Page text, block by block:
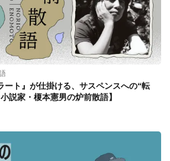
ート』が仕掛ける、サスペンスへの“転
説家・榎本憲男の炉前散語】